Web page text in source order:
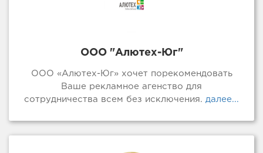
ООО "Алютех-Юг"
ООО «Алютех-Юг» хочет порекомендовать
Ваше рекламное агенство для
сотрудничества всем без исключения. далее...